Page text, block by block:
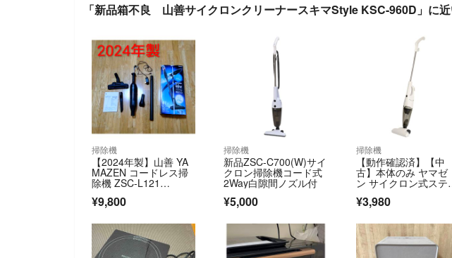
「新品箱不良 山善サイクロンクリーナースキマStyle KSC-960D」に
掃除機
【2024年製】山善 YA
MAZEN コードレス掃
除機 ZSC-L121
(B) 箱・説明書付
¥9,800
掃除機
新品ZSC-C700(W)サイ
クロン掃除機コード式
2Way白隙間ノズル付
¥5,000
掃除機
【動作確認済】【中
古】本体のみ ヤマゼ
ン サイクロン式ステ
ック＆ハンディクリー
ナー ホワイト ZC-MS4
¥3,980